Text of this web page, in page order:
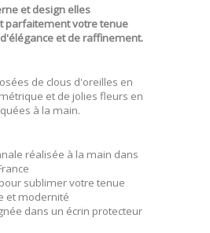
et design elles
parfaitement votre tenue
et de raffinement.
de clous d'oreilles en
et de jolies fleurs en
à la main.
réalisée à la main dans
sublimer votre tenue
et modernité
dans un écrin protecteur